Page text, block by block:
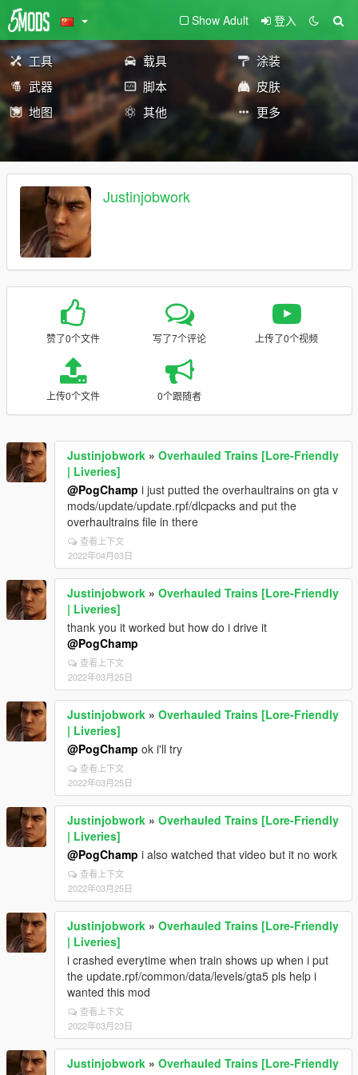
Show Adult 登入
工具 载具
涂装
武器
脚本
皮肤
地图
其他 更多
Justinjobwork
赞了0个文件 写了7个评论 上传了0个视频
上传0个文件 0个跟随者
Justinjobwork » Overhauled Trains [Lore-Friendly
| Liveries]
@PogChamp i just putted the overhaultrains on gta v
mods/update/update.rpf/dlcpacks and put the
overhaultrains file in there
查看上下文
2022年04月03日
Justinjobwork » Overhauled Trains [Lore-Friendly
| Liveries]
thank you it worked but how do i drive it
@PogChamp
查看上下文
2022年03月25日
Justinjobwork » Overhauled Trains [Lore-Friendly
| Liveries]
@PogChamp ok i'll try
查看上下文
2022年03月25日
Justinjobwork » Overhauled Trains [Lore-Friendly
| Liveries]
@PogChamp i also watched that video but it no work
查看上下文
2022年03月25日
Justinjobwork » Overhauled Trains [Lore-Friendly
| Liveries]
i crashed everytime when train shows up when i put
the update.rpf/common/data/levels/gta5 pls help i
wanted this mod
查看上下文
2022年03月23日
Justinjobwork » Overhauled Trains [Lore-Friendly